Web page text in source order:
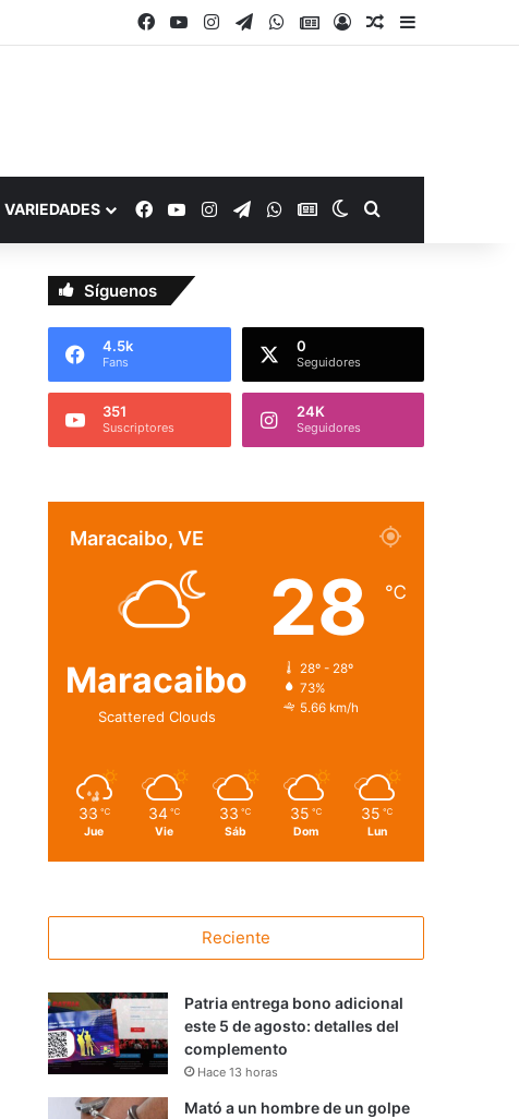
Facebook
YouTubeInstagram
TelegramWhatsApp
Google Noticias
AccesoPublicación al
Barra lateral
VARIEDADES Facebook
YouTubeInstagram
Telegram
WhatsApp
Google Noticias
Switch skin
Síguenos
4.5k
Fans
0
Seguidores
351
Suscriptores
24K
Seguidores
Maracaibo, VE
Maracaibo
Scattered Clouds
28 ℃
28º - 28º
73%
5.66 km/h
33 ℃
Jue
34 ℃
Vie
33 ℃
Sáb
35 ℃
Dom
35 ℃
Lun
Reciente
Patria entrega bono adicional
este 5 de agosto: detalles del
complemento
Hace 13 horas
Mató a un hombre de un golpe